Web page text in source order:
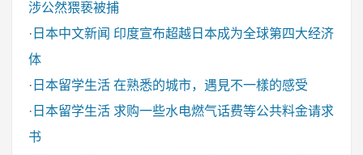
涉公然猥亵被捕
· 日本中文新闻 印度宣布超越日本成为全球第四大经济
体
· 日本留学生活 在熟悉的城市，遇見不一樣的感受
· 日本留学生活 求购一些水电燃气话费等公共料金请求
书